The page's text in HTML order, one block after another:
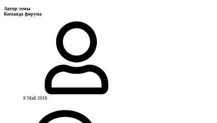
Автор темы
Команда форума
8 Май 2018